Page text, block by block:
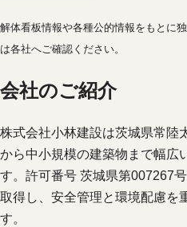
解体看板情報や各種公的情報をもとに
は各社へご確認ください。
会社のご紹介
株式会社小林建設は茨城県常陸
から中小規模の建築物まで幅広
す。許可番号 茨城県第007267
取得し、安全管理と環境配慮を
す。